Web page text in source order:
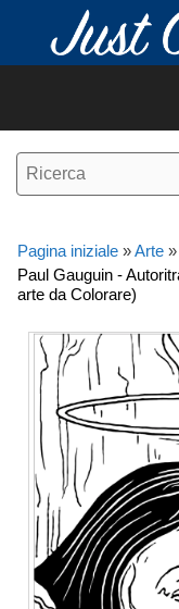
contenuto
Pagina iniziale »Arte »
Paul Gauguin -
arte da Colorare)